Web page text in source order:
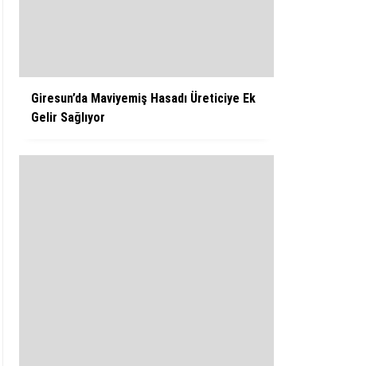
Giresun’da Maviyemiş Hasadı Üreticiye Ek
Gelir Sağlıyor